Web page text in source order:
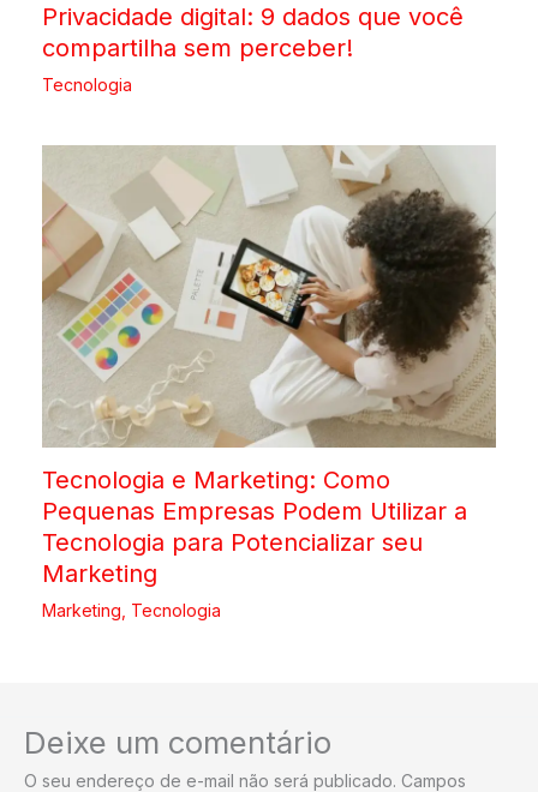
Privacidade digital: 9 dados que você
compartilha sem perceber!
Tecnologia
Tecnologia e Marketing: Como
Pequenas Empresas Podem Utilizar a
Tecnologia para Potencializar seu
Marketing
Marketing Tecnologia
Deixe um comentário
O seu endereço de e-mail não será publicado. Campos